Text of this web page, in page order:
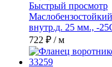
Быстрый просмотр
внутр.д. 25 мм., -
722 ₽ / м